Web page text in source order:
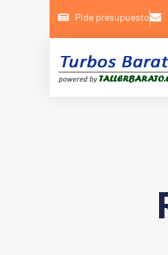
Pide presupuesto